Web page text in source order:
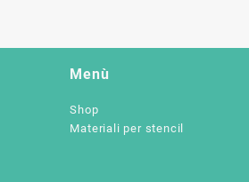
Menù
Shop
Materiali per stencil